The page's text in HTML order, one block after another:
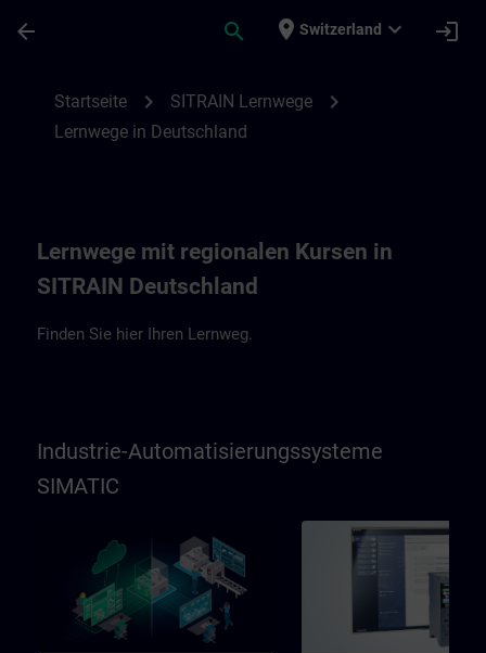
arrow_back search place Switzerland expand_more login
Startseite chevron_right SITRAIN Lernwege chevron_right
Lernwege in Deutschland
Lernwege mit regionalen Kursen in
SITRAIN Deutschland
Finden Sie hier Ihren Lernweg.
Industrie-Automatisierungssysteme
SIMATIC